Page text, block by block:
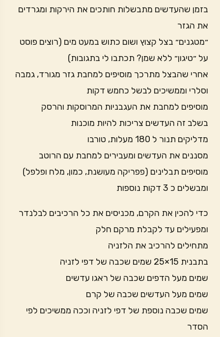
בזמן שהעדשים מתבשלות חותכים את הירקות ומגרדים
את הגזר
״מטגנים״ בצל קצוץ ושום כתוש במעט מים (רוצים פוסט
על ״טיגון״ ללא שמן? תכתבו לי בתגובות)
אחרי שהבצל מתרכך מוסיפים למחבת גזר מגורד, גמבה
וסלרי וממשיכים לבשל כחמש דקות
מוסיפים למחבת את העגבניות המרוסקות והרסק
בשלב זה העדשים צריכות להיות מוכנות
מדליקים תנור ל 180 מעלות, טורבו
מסננים את העדשים ומעבירים למחבת עם הרוטב
מוסיפים תבלינים (פפריקה מעושנת, כמון, מלח ופלפל)
ומבשלים כ 3 דקות נוספות
כדי להכין את הקרם, מכניסים את כל הרכיבים לבלנדר
ומפעילים עד לקבלת מרקם חלק
מתחילים להרכיב את הלזניה
בתבנית 15×25 שמים שכבה של דפי לזניה
שמים מעל הדפים שכבה של ראגו עדשים
שמים מעל העדשים שכבה של קרם
שמים שכבה נוספת של דפי לזניה וככה ממשיכים לפי
הסדר